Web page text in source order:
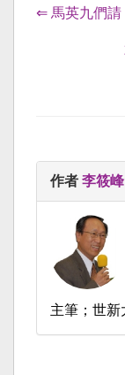
⇐ 馬英九們請
作者 李筱峰
主筆；世新